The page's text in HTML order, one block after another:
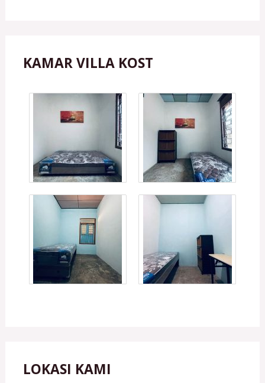
KAMAR VILLA KOST
LOKASI KAMI